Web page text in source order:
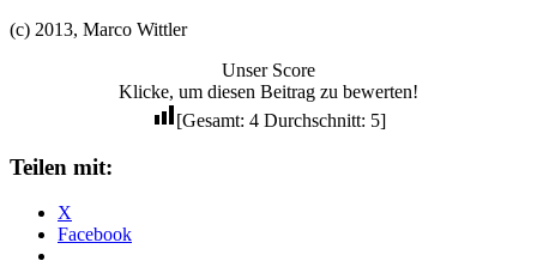
(c) 2013, Marco Wittler
Unser Score
Klicke, um diesen Beitrag zu bewerten!
[Gesamt: 4Durchschnitt: 5]
Teilen mit:
X
Facebook